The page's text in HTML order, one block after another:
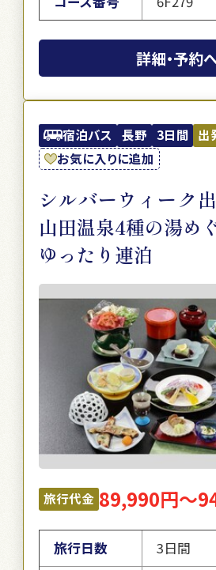
詳細・予約
宿泊バス 長野 3日間 出
お気に入りに追加
シルバーウィーク
山田温泉4種の湯め
ゆったり連泊
旅行代金 89,990円～
旅行日数 3日間